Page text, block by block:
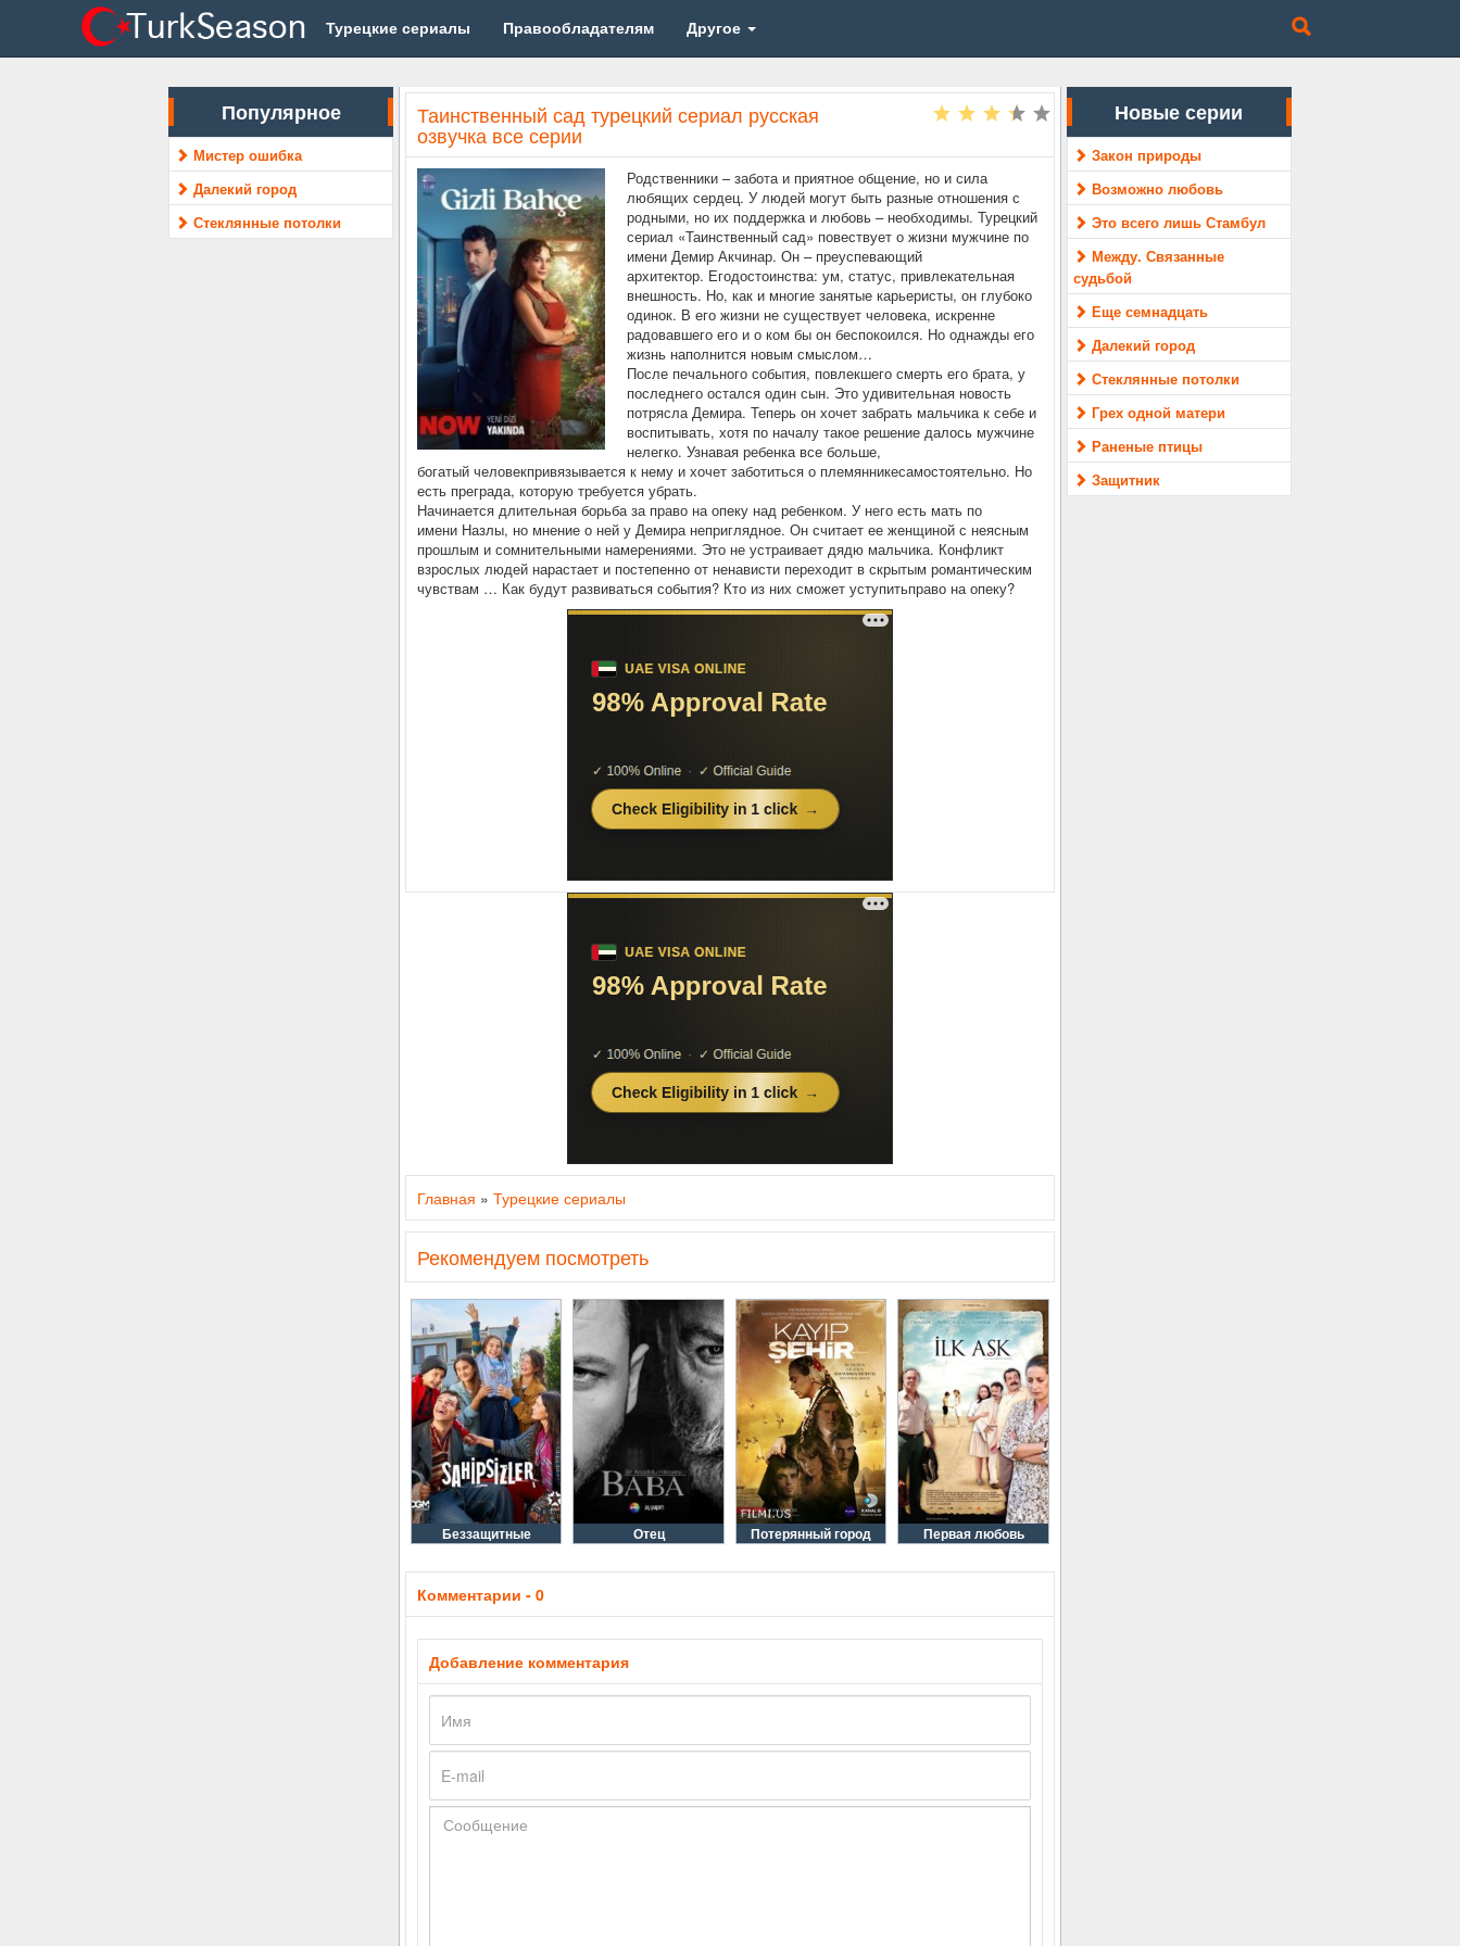
Турецкие сериалы Правообладателям Другое
Популярное
Мистер ошибка
Далекий город
Стеклянные потолки
Таинственный сад турецкий сериал русская
озвучка все серии
Родственники – забота и приятное общение, но и сила
любящих сердец. У людей могут быть разные отношения с
родными, но их поддержка и любовь – необходимы. Турецкий
сериал «Таинственный сад» повествует о жизни мужчине по
имени Демир Акчинар. Он – преуспевающий
архитектор. Егодостоинства: ум, статус, привлекательная
внешность. Но, как и многие занятые карьеристы, он глубоко
одинок. В его жизни не существует человека, искренне
радовавшего его и о ком бы он беспокоился. Но однажды его
жизнь наполнится новым смыслом…
После печального события, повлекшего смерть его брата, у
последнего остался один сын. Это удивительная новость
потрясла Демира. Теперь он хочет забрать мальчика к себе и
воспитывать, хотя по началу такое решение далось мужчине
нелегко. Узнавая ребенка все больше,
богатый человекпривязывается к нему и хочет заботиться о племянникесамостоятельно. Но
есть преграда, которую требуется убрать.
Начинается длительная борьба за право на опеку над ребенком. У него есть мать по
имени Назлы, но мнение о ней у Демира неприглядное. Он считает ее женщиной с неясным
прошлым и сомнительными намерениями. Это не устраивает дядю мальчика. Конфликт
взрослых людей нарастает и постепенно от ненависти переходит в скрытым романтическим
чувствам … Как будут развиваться события? Кто из них сможет уступитьправо на опеку?
Главная » Турецкие сериалы
Рекомендуем посмотреть
Беззащитные Отец Потерянный город Первая любовь
Комментарии - 0
Добавление комментария
Новые серии
Закон природы
Возможно любовь
Это всего лишь Стамбул
Между. Связанные
судьбой
Еще семнадцать
Далекий город
Стеклянные потолки
Грех одной матери
Раненые птицы
Защитник